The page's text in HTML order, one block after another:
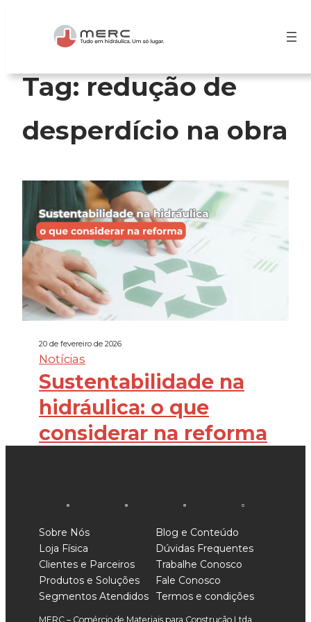
conteúdo
Tag:redução de
desperdício na obra
20 de fevereiro de 2026
Notícias
Sustentabilidade na
hidráulica: o que
considerar na reforma
Sobre Nós
Loja Física
Clientes e Parceiros
Produtos e Soluções
Segmentos Atendidos
Blog e Conteúdo
Dúvidas Frequentes
Trabalhe Conosco
Fale Conosco
Termos e condições
MERC – Comércio de Materiais para Construção Ltda.